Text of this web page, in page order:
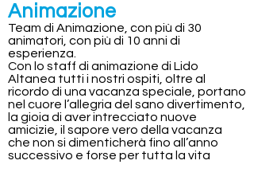
Animazione
Team di Animazione​, con più di 30
animatori, con più di 10 anni di
esperienza.
Con lo staff di animazione di Lido
Altanea tutti i nostri ospiti, oltre al
ricordo di una vacanza speciale, portano
nel cuore l’allegria del sano divertimento,
la gioia di aver intrecciato nuove
amicizie, il sapore vero della vacanza
che non si dimenticherà fino all’anno
successivo e forse per tutta la vita